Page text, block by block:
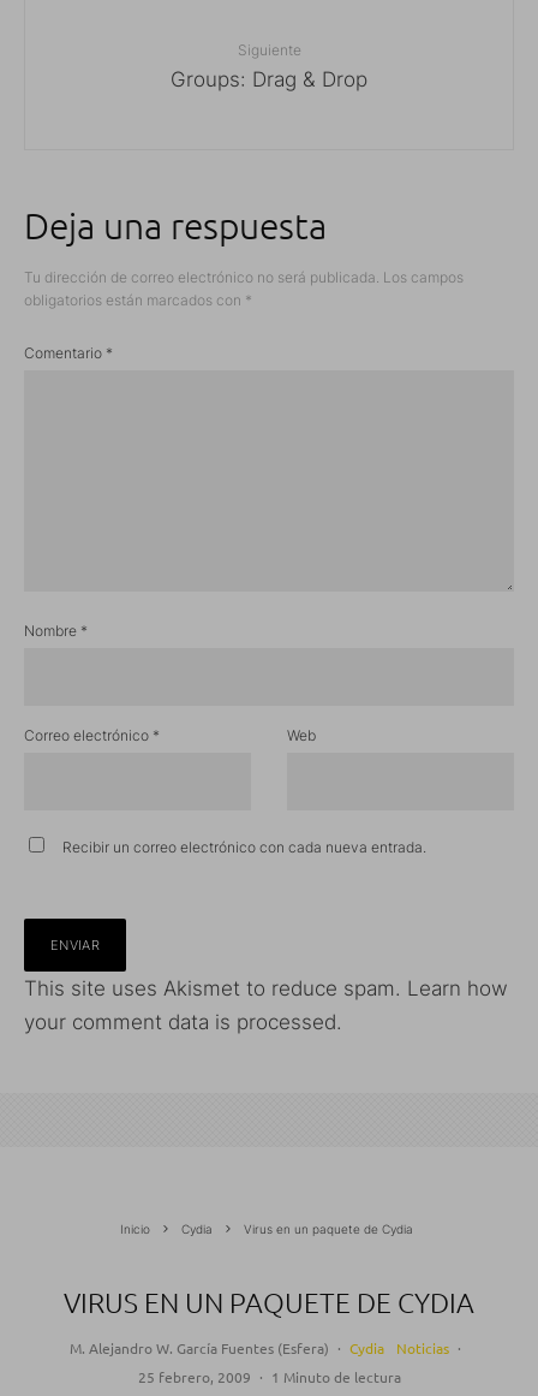
Siguiente
Groups: Drag & Drop
Deja una respuesta
Tu dirección de correo electrónico no será publicada. Los campos
obligatorios están marcados con *
Comentario *
Nombre *
Correo electrónico * Web
Recibir un correo electrónico con cada nueva entrada.
This site uses Akismet to reduce spam. Learn how
your comment data is processed.
Inicio Cydia Virus en un paquete de Cydia
VIRUS EN UN PAQUETE DE CYDIA
M. Alejandro W. García Fuentes (Esfera) · Cydia Noticias ·
25 febrero, 2009 · 1 Minuto de lectura